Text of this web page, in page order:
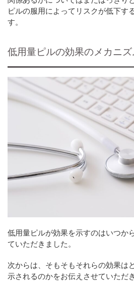
ピルの服用によってリスクが低下す
す。
低用量ピルの効果のメカニズ
低用量ピルが効果を示すのはいつか
ていただきました。
次からは、そもそもそれらの効果は
示されるのかをお伝えさせていただき